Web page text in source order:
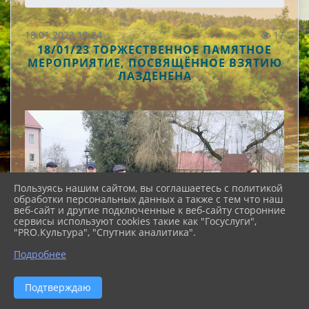
18.01.2023 13:24 17
18/01/23 ТОРЖЕСТВЕННОЕ ПАМЯТНОЕ
МЕРОПРИЯТИЕ, ПОСВЯЩЁННОЕ ВЗЯТИЮ
ЛАЗДЕНЕНА
Пользуясь нашим сайтом, вы соглашаетесь с политикой
обработки персональных данных а также с тем что наш
веб-сайт и другие подключенные к веб-сайту сторонние
сервисы используют cookies такие как "Госуслуги",
"PRO.Культура", "Спутник аналитика".
Подробнее
Подтверждаю